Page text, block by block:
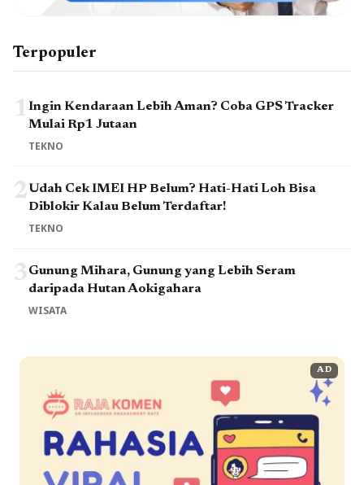
Terpopuler
1Ingin Kendaraan Lebih Aman? Coba GPS Tracker
Mulai Rp1 Jutaan
TEKNO
2Udah Cek IMEI HP Belum? Hati-Hati Loh Bisa
Diblokir Kalau Belum Terdaftar!
TEKNO
3Gunung Mihara, Gunung yang Lebih Seram
daripada Hutan Aokigahara
WISATA
AD